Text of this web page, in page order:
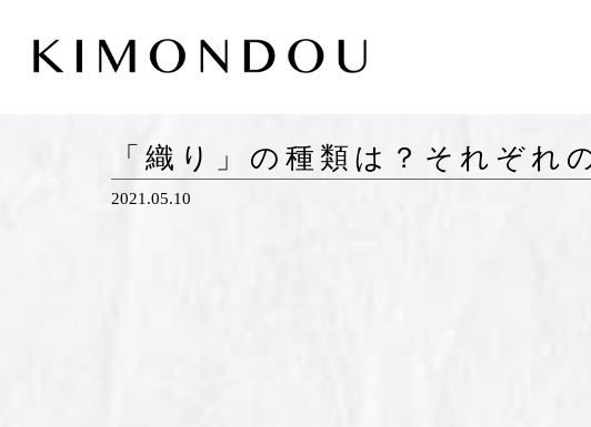
「織り」の種類は？それぞれ
2021.05.10